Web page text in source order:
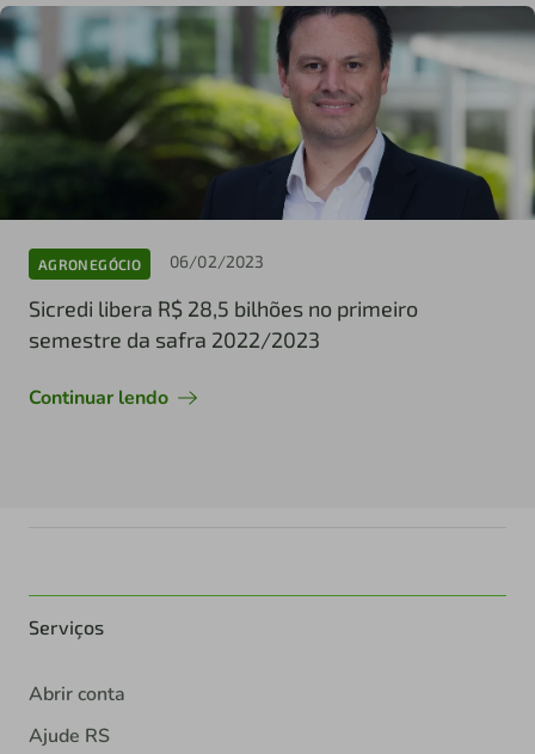
AGRONEGÓCIO 06/02/2023
Sicredi libera R$ 28,5 bilhões no primeiro
semestre da safra 2022/2023
Continuar lendo
Serviços
Abrir conta
Ajude RS